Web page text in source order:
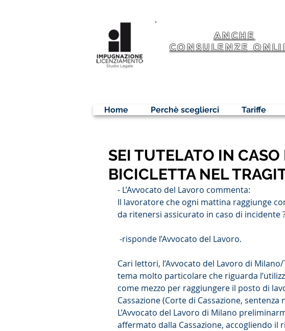
ANCHE
CONSULENZE
Home Perchè sceglierci Tariffe
SEI TUTELATO IN
BICICLETTA NEL
- L’Avvocato del Lavoro commenta:
Il lavoratore che ogni mattina raggiunge
da ritenersi assicurato in caso di incidente
-risponde l’Avvocato del Lavoro.
Cari lettori, l’Avvocato del Lavoro di
tema molto particolare che riguarda
come mezzo per raggiungere il posto di
Cassazione (Corte di Cassazione, sentenza
L’Avvocato del Lavoro di Milano
affermato dalla Cassazione, accogliendo il